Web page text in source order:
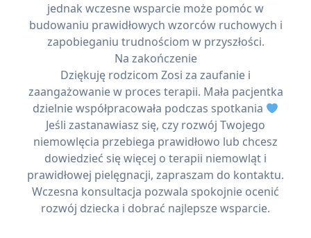
jednak wczesne wsparcie może pomóc w
budowaniu prawidłowych wzorców ruchowych i
zapobieganiu trudnościom w przyszłości.
Na zakończenie
Dziękuję rodzicom Zosi za zaufanie i
zaangażowanie w proces terapii. Mała pacjentka
dzielnie współpracowała podczas spotkania
Jeśli zastanawiasz się, czy rozwój Twojego
niemowlęcia przebiega prawidłowo lub chcesz
dowiedzieć się więcej o terapii niemowląt i
prawidłowej pielęgnacji, zapraszam do kontaktu.
Wczesna konsultacja pozwala spokojnie ocenić
rozwój dziecka i dobrać najlepsze wsparcie.